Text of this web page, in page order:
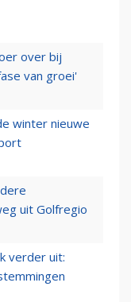
over bij
van groei'
winter nieuwe
uit Golfregio
verder uit: